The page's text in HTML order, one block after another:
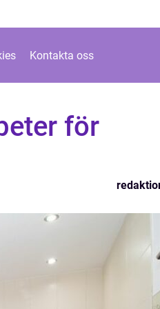
Kontakta oss
för